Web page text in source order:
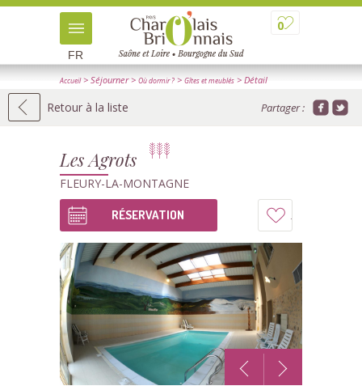
0
FR
Accueil> Séjourner> Où dormir ? > Gîtes et meublés > Détail
Retour à la liste Partager :
Les Agrots
FLEURY-LA-MONTAGNE
à
mon
carnet
RÉSERVATION